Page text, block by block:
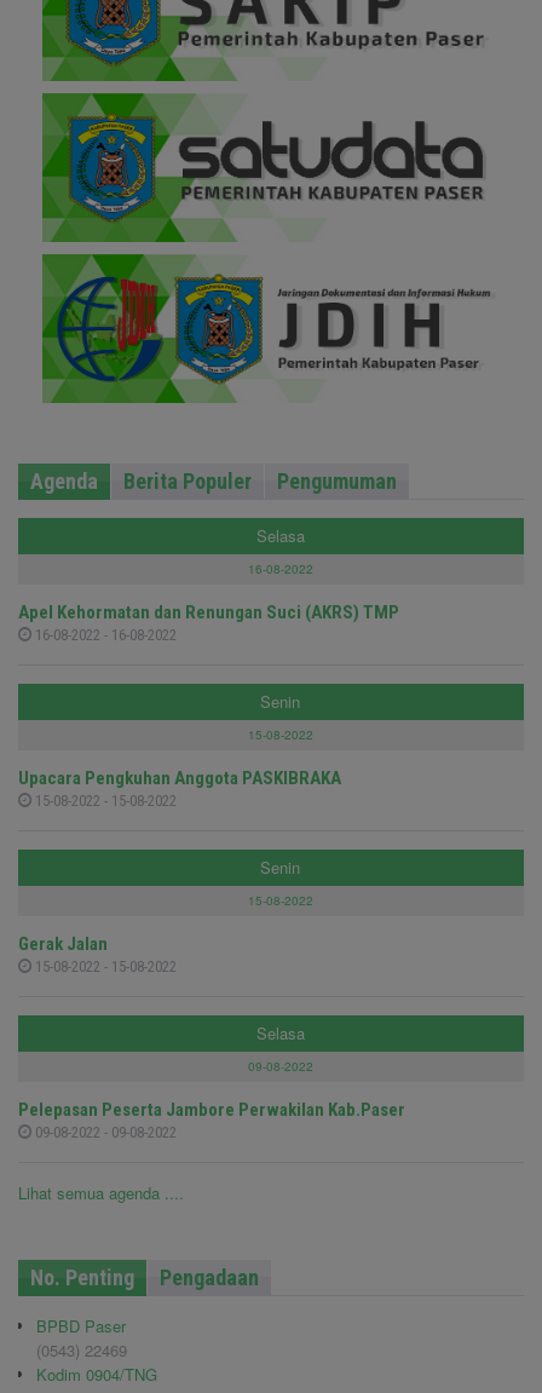
Agenda Berita Populer Pengumuman
Selasa
16-08-2022
Apel Kehormatan dan Renungan Suci (AKRS) TMP
16-08-2022 - 16-08-2022
Senin
15-08-2022
Upacara Pengkuhan Anggota PASKIBRAKA
15-08-2022 - 15-08-2022
Senin
15-08-2022
Gerak Jalan
15-08-2022 - 15-08-2022
Selasa
09-08-2022
Pelepasan Peserta Jambore Perwakilan Kab.Paser
09-08-2022 - 09-08-2022
Lihat semua agenda ....
No. Penting Pengadaan
BPBD Paser
(0543) 22469
Kodim 0904/TNG